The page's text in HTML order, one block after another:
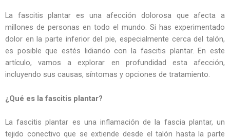
La fascitis plantar es una afección dolorosa que afecta a
millones de personas en todo el mundo. Si has experimentado
dolor en la parte inferior del pie, especialmente cerca del talón,
es posible que estés lidiando con la fascitis plantar. En este
artículo, vamos a explorar en profundidad esta afección,
incluyendo sus causas, síntomas y opciones de tratamiento.
¿Qué es la fascitis plantar?
La fascitis plantar es una inflamación de la fascia plantar, un
tejido conectivo que se extiende desde el talón hasta la parte